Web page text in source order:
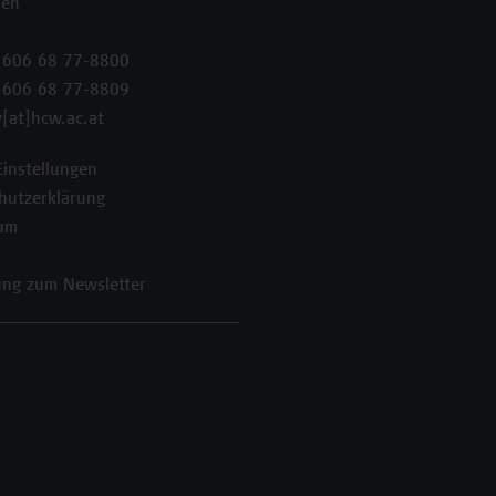
606 68 77-8800
606 68 77-8809
zum Newsletter